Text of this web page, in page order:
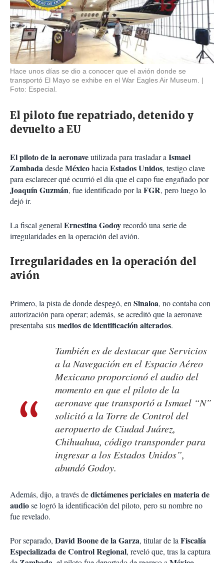
Hace unos días se dio a conocer que el avión donde se
transportó El Mayo se exhibe en el War Eagles Air Museum.
Foto: Especial.
El piloto fue repatriado, detenido y
devuelto a EU
El piloto de la aeronaveutilizada para trasladar aIsmael
ZambadadesdeMéxicohaciaEstados Unidos, testigo clave
para esclarecer qué ocurrió el día que el capo fue engañado por
Joaquín Guzmán, fue identificado por laFGR, pero luego lo
dejó ir.
La fiscal generalErnestina Godoyrecordó una serie de
irregularidades en la operación del avión.
Irregularidades en la operación del
avión
Primero, la pista de donde despegó, enSinaloa, no contaba con
autorización para operar; además, se acreditó que la aeronave
presentaba susmedios de identificación alterados.
También es de destacar que Servicios
a la Navegación en el Espacio Aéreo
Mexicano proporcionó el audio del
momento en que el piloto de la
aeronave que transportó a Ismael “N”
solicitó a la Torre de Control del
aeropuerto de Ciudad Juárez,
Chihuahua, código transponder para
ingresar a los Estados Unidos”,
abundó Godoy.
Además, dijo, a través dedictámenes periciales en materia de
audiose logró la identificación del piloto, pero su nombre no
fue revelado.
Por separado, David Boone de la Garza, titular de laFiscalía
Especializada de Control Regional, reveló que, tras la captura